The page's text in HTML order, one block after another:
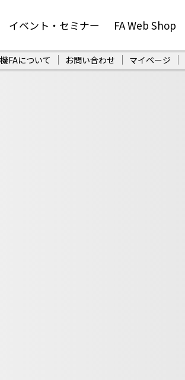
イベント・セミナー FA Web Shop
FAについて お問い合わせ マイページ